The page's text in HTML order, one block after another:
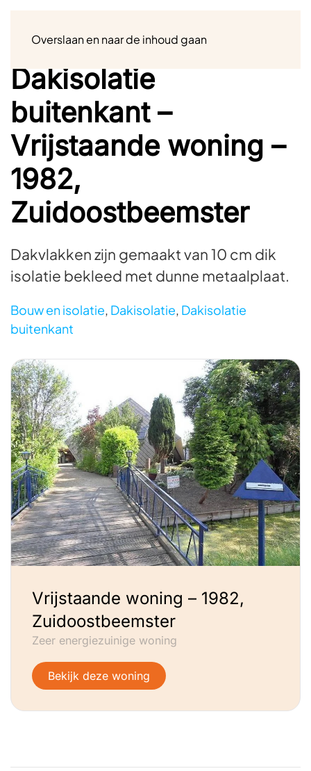
Overslaan en naar de inhoud gaan
Dakisolatie
buitenkant –
Vrijstaande woning –
1982,
Zuidoostbeemster
Dakvlakken zijn gemaakt van 10 cm dik
isolatie bekleed met dunne metaalplaat.
Bouw en isolatie, Dakisolatie, Dakisolatie
buitenkant
Vrijstaande woning – 1982,
Zuidoostbeemster
Zeer energiezuinige woning
Bekijk deze woning